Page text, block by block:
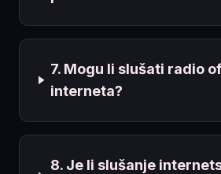
7. Mogu li slušati radio
interneta?
8. Je li slušanje